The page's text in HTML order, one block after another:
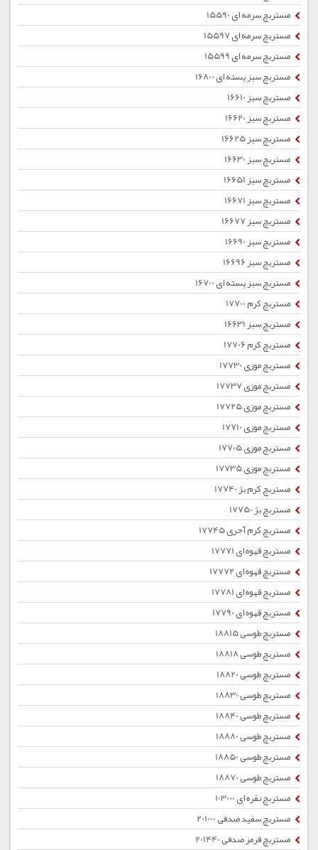
مستربچ سرمه ای 15590
مستربچ سرمه ای 15597
مستربچ سرمه ای 15599
مستربچ سبز پسته ای 16800
مستربچ سبز 16610
مستربچ سبز 16620
مستربچ سبز 16625
مستربچ سبز 16630
مستربچ سبز 16651
مستربچ سبز 16671
مستربچ سبز 16677
مستربچ سبز 16690
مستربچ سبز 16696
مستربچ سبز پسته ای 16700
مستربچ کرم 17700
مستربچ سبز 16631
مستربچ کرم 17706
مستربچ موزی 17730
مستربچ موزی 17737
مستربچ موزی 17725
مستربچ موزی 17710
مستربچ موزی 17705
مستربچ موزی 17735
مستربچ کرم بژ 17740
مستربچ بژ 17750
مستربچ کرم آجری 17745
مستربچ قهوه ای 17771
مستربچ قهوه ای 17772
مستربچ قهوه ای 17781
مستربچ قهوه ای 17790
مستربچ طوسی 18815
مستربچ طوسی 18818
مستربچ طوسی 18820
مستربچ طوسی 18830
مستربچ طوسی 18840
مستربچ طوسی 18880
مستربچ طوسی 18850
مستربچ طوسی 18870
مستربچ نقره ای 103000
مستربچ سفید صدفی 201000
مستربچ قرمز صدفی 201440